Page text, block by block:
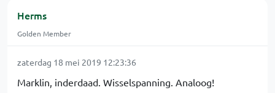
Herms
Golden Member
zaterdag 18 mei 2019 12:23:36
Marklin, inderdaad. Wisselspanning. Analoog!